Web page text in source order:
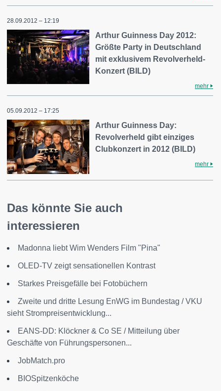
28.09.2012 – 12:19
Arthur Guinness Day 2012:
Größte Party in Deutschland
mit exklusivem Revolverheld-
Konzert (BILD)
mehr
05.09.2012 – 17:25
Arthur Guinness Day:
Revolverheld gibt einziges
Clubkonzert in 2012 (BILD)
mehr
Das könnte Sie auch
interessieren
Madonna liebt Wim Wenders Film "Pina"
OLED-TV zeigt sensationellen Kontrast
Starkes Preisgefälle bei Fotobüchern
Zweite und dritte Lesung EnWG im Bundestag / VKU
sieht Strompreisentwicklung...
EANS-DD: Klöckner & Co SE / Mitteilung über
Geschäfte von Führungspersonen...
JobMatch.pro
BIOSpitzenköche